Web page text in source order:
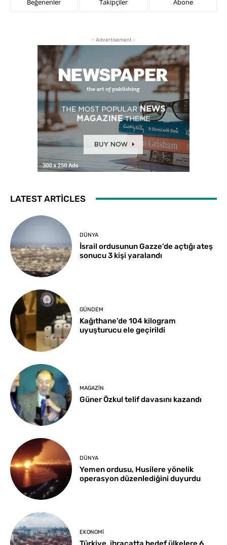
Beğenenler Takipçiler Abone
- Advertisement -
LATEST ARTICLES
DÜNYA
İsrail ordusunun Gazze’de açtığı ateş
sonucu 3 kişi yaralandı
GÜNDEM
Kağıthane’de 104 kilogram
uyuşturucu ele geçirildi
MAGAZIN
Güner Özkul telif davasını kazandı
DÜNYA
Yemen ordusu, Husilere yönelik
operasyon düzenlediğini duyurdu
EKONOMI